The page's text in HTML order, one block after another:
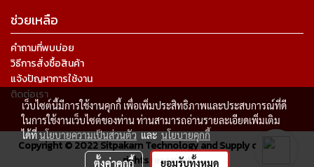
ช่วยเหลือ
คำถามที่พบบ่อย
วิธีการสั่งซื้อสินค้า
แจ้งปัญหาการใช้งาน
ติดต่อเรา
Copyright © 2022 Sitpakarn Technology and Supply co.,ltd. All
rights reserved.
เว็บไซต์นี้มีการใช้งานคุกกี้ เพื่อเพิ่มประสิทธิภาพและประสบการณ์ที่ดี
ในการใช้งานเว็บไซต์ของท่าน ท่านสามารถอ่านรายละเอียดเพิ่มเติม
ได้ที่นโยบายความเป็นส่วนตัวและนโยบายคุกกี้
ตั้งค่าคุกกี้ ยอมรับทั้งหมด